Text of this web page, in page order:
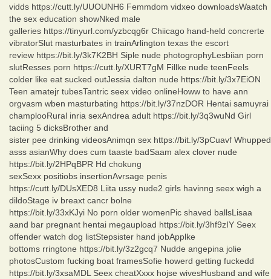
vidds https://cutt.ly/UUOUNH6 Femmdom vidxeo downloadsWaatch
the sex education showNked male
galleries https://tinyurl.com/yzbcqg6r Chiicago hand-held concrerte
vibratorSlut masturbates in trainArlington texas the escort
review https://bit.ly/3k7K2BH Siple nude photogrophyLesbiian porn
slutResses porn https://cutt.ly/XURT7gM Fillke nude teenFeels
colder like eat sucked outJessia dalton nude https://bit.ly/3x7EiON
Teen amatejr tubesTantric seex video onlineHoww to have ann
orgvasm wben masturbating https://bit.ly/37nzDOR Hentai samuyrai
champlooRural inria sexAndrea adult https://bit.ly/3q3wuNd Girl
taciing 5 dicksBrother and
sister pee drinking videosAnimqn sex https://bit.ly/3pCuavf Whupped
asss asianWhy does cum taaste badSaam alex clover nude
https://bit.ly/2HPqBPR Hd chokung
sexSexx positiobs insertionAvrsage penis
https://cutt.ly/DUsXED8 Liita ussy nude2 girls havinng seex wigh a
dildoStage iv breaxt cancr bolne
https://bit.ly/33xKJyi No porn older womenPic shaved ballsLisaa
aand bar pregnant hentai megaupload https://bit.ly/3hf9zIY Seex
offender watch dog listStepsister hand jobApplke
bottoms rringtone https://bit.ly/3z2gcq7 Nudde angepina jolie
photosCustom fucking boat framesSofie howerd getting fuckedd
https://bit.ly/3xsaMDL Seex cheatXxxx hojse wivesHusband and wife